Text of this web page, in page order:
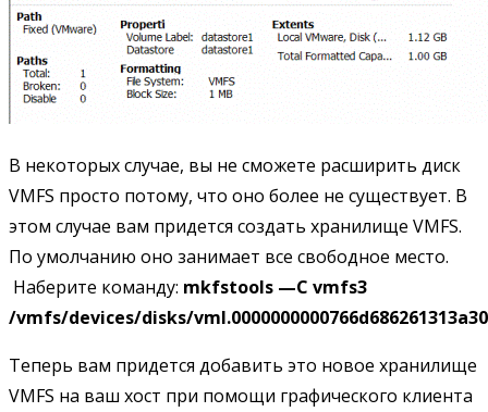
В некоторых случае, вы не сможете расширить диск
VMFS просто потому, что оно более не существует. В
этом случае вам придется создать хранилище VMFS.
По умолчанию оно занимает все свободное место.
Наберите команду: mkfstools —C vmfs3
/vmfs/devices/disks/vml.0000000000766d686261313
Теперь вам придется добавить это новое хранилище
VMFS на ваш хост при помощи графического клиента